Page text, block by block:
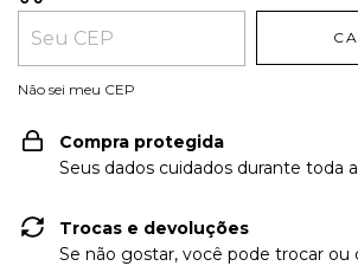
Não sei meu CEP
Compra protegida
Seus dados cuidados durante toda
Trocas e devoluções
Se não gostar, você pode trocar ou